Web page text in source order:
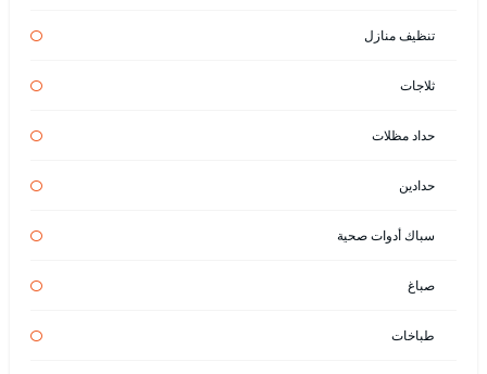
تنظيف منازل
ثلاجات
حداد مظلات
حدادين
سباك أدوات صحية
صباغ
طباخات